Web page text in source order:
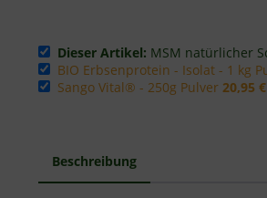
Dieser Artikel: MSM natürlicher
BIO Erbsenprotein - Isolat - 1 kg
Sango Vital® - 250g Pulver 20,95 €
Beschreibung